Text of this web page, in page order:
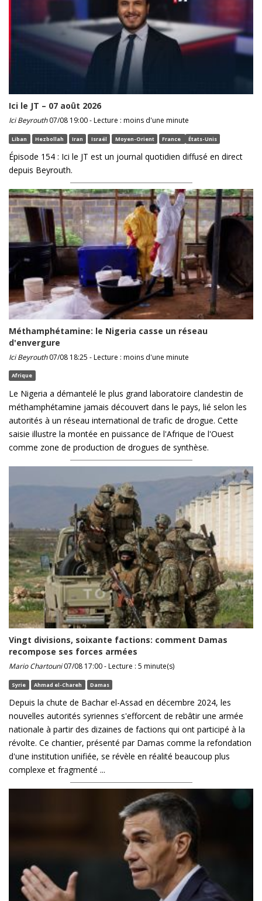
Ici le JT – 07 août 2026
Ici Beyrouth07/08 19:00 - Lecture : moins d'une minute
Liban Hezbollah Iran Israël Moyen-Orient France États-Unis
Épisode 154 : Ici le JT est un journal quotidien diffusé en direct
depuis Beyrouth.
Méthamphétamine: le Nigeria casse un réseau
d'envergure
Ici Beyrouth07/08 18:25 - Lecture : moins d'une minute
Afrique
Le Nigeria a démantelé le plus grand laboratoire clandestin de
méthamphétamine jamais découvert dans le pays, lié selon les
autorités à un réseau international de trafic de drogue. Cette
saisie illustre la montée en puissance de l'Afrique de l'Ouest
comme zone de production de drogues de synthèse.
Vingt divisions, soixante factions: comment Damas
recompose ses forces armées
Mario Chartouni07/08 17:00 - Lecture : 5 minute(s)
Syrie Ahmad el-Chareh Damas
Depuis la chute de Bachar el-Assad en décembre 2024, les
nouvelles autorités syriennes s'efforcent de rebâtir une armée
nationale à partir des dizaines de factions qui ont participé à la
révolte. Ce chantier, présenté par Damas comme la refondation
d'une institution unifiée, se révèle en réalité beaucoup plus
complexe et fragmenté ...